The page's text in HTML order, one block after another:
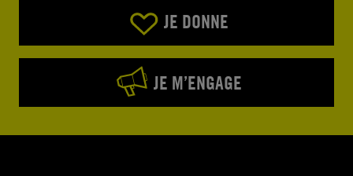
JE DONNE
JE M’ENGAGE